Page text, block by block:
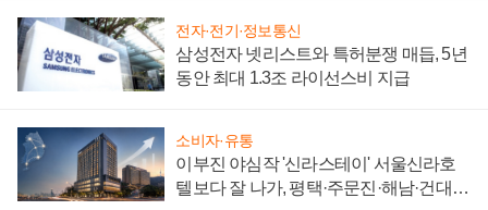
전자·전기·정보통신
삼성전자 넷리스트와 특허분쟁 매듭, 5년
동안 최대 1.3조 라이선스비 지급
소비자·유통
이부진 야심작 '신라스테이' 서울신라호
텔보다 잘 나가, 평택·주문진·해남·건대로